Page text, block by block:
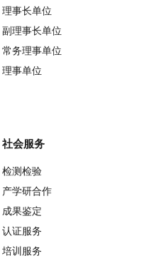
理事长单位
副理事长单位
常务理事单位
理事单位
社会服务
检测检验
产学研合作
成果鉴定
认证服务
培训服务